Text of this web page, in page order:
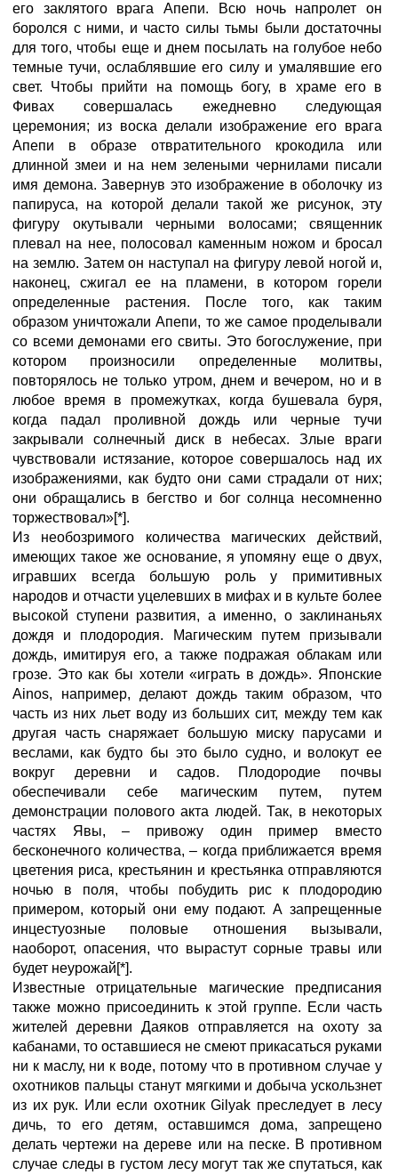
его заклятого врага Апепи. Всю ночь напролет он
боролся с ними, и часто силы тьмы были достаточны
для того, чтобы еще и днем посылать на голубое небо
темные тучи, ослаблявшие его силу и умалявшие его
свет. Чтобы прийти на помощь богу, в храме его в
Фивах совершалась ежедневно следующая
церемония; из воска делали изображение его врага
Апепи в образе отвратительного крокодила или
длинной змеи и на нем зелеными чернилами писали
имя демона. Завернув это изображение в оболочку из
папируса, на которой делали такой же рисунок, эту
фигуру окутывали черными волосами; священник
плевал на нее, полосовал каменным ножом и бросал
на землю. Затем он наступал на фигуру левой ногой и,
наконец, сжигал ее на пламени, в котором горели
определенные растения. После того, как таким
образом уничтожали Апепи, то же самое проделывали
со всеми демонами его свиты. Это богослужение, при
котором произносили определенные молитвы,
повторялось не только утром, днем и вечером, но и в
любое время в промежутках, когда бушевала буря,
когда падал проливной дождь или черные тучи
закрывали солнечный диск в небесах. Злые враги
чувствовали истязание, которое совершалось над их
изображениями, как будто они сами страдали от них;
они обращались в бегство и бог солнца несомненно
торжествовал»[*].
Из необозримого количества магических действий,
имеющих такое же основание, я упомяну еще о двух,
игравших всегда большую роль у примитивных
народов и отчасти уцелевших в мифах и в культе более
высокой ступени развития, а именно, о заклинаньях
дождя и плодородия. Магическим путем призывали
дождь, имитируя его, а также подражая облакам или
грозе. Это как бы хотели «играть в дождь». Японские
Ainos, например, делают дождь таким образом, что
часть из них льет воду из больших сит, между тем как
другая часть снаряжает большую миску парусами и
веслами, как будто бы это было судно, и волокут ее
вокруг деревни и садов. Плодородие почвы
обеспечивали себе магическим путем, путем
демонстрации полового акта людей. Так, в некоторых
частях Явы, – привожу один пример вместо
бесконечного количества, – когда приближается время
цветения риса, крестьянин и крестьянка отправляются
ночью в поля, чтобы побудить рис к плодородию
примером, который они ему подают. А запрещенные
инцестуозные половые отношения вызывали,
наоборот, опасения, что вырастут сорные травы или
будет неурожай[*].
Известные отрицательные магические предписания
также можно присоединить к этой группе. Если часть
жителей деревни Даяков отправляется на охоту за
кабанами, то оставшиеся не смеют прикасаться руками
ни к маслу, ни к воде, потому что в противном случае у
охотников пальцы станут мягкими и добыча ускользнет
из их рук. Или если охотник Gilyak преследует в лесу
дичь, то его детям, оставшимся дома, запрещено
делать чертежи на дереве или на песке. В противном
случае следы в густом лесу могут так же спутаться, как